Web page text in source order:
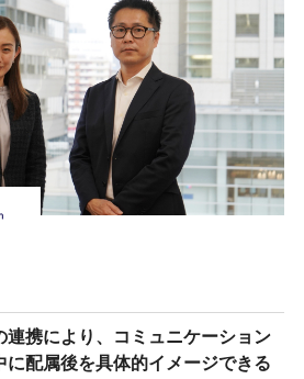
連携により、コミュニケーション
に配属後を具体的イメージできる